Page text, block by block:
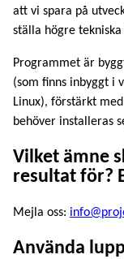
att vi spara på
ställa högre
Programmet är
(som finns inbyggt i
Linux), förstärkt
behöver installeras
Vilket ämne
resultat för?
Mejla oss:
Använda